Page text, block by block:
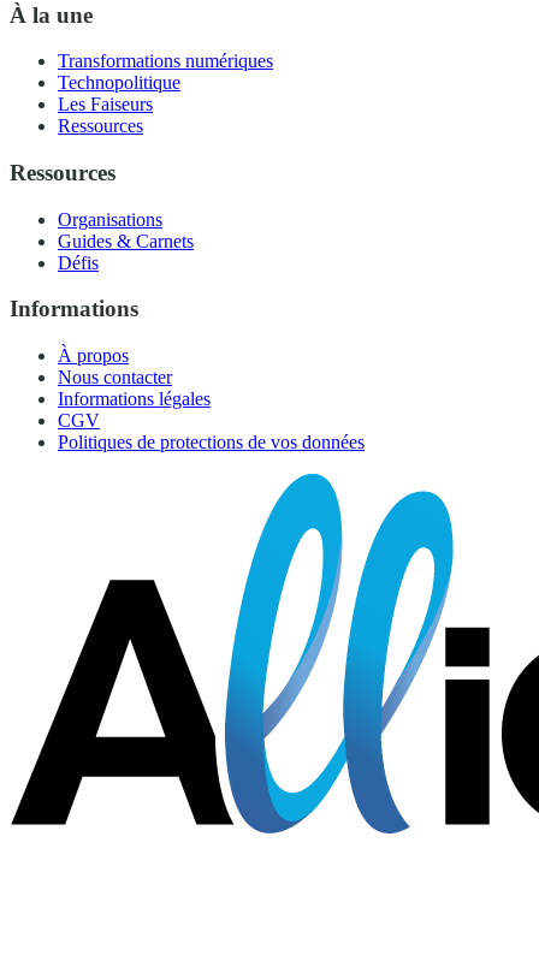
À la une
Transformations numériques
Technopolitique
Les Faiseurs
Ressources
Ressources
Organisations
Guides & Carnets
Défis
Informations
À propos
Nous contacter
Informations légales
CGV
Politiques de protections de vos données